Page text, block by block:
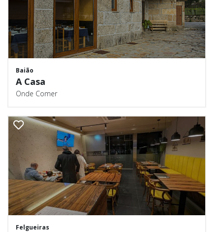
Baião
A Casa
Onde Comer
Felgueiras